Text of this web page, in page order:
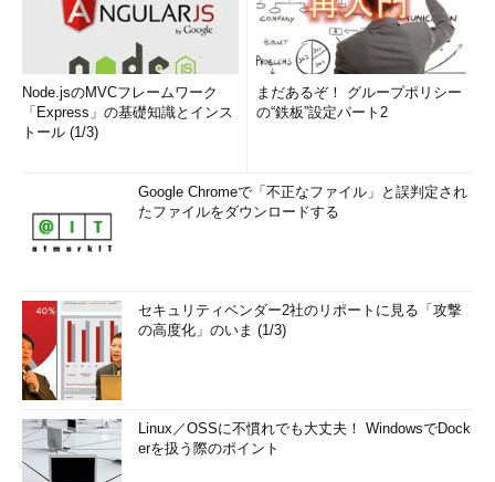
う方法です。ログファイルは、問題発生時に資料としても利用で
きます。
3.障害監視の考慮点
SNMP、syslogともに、機器がサポートするイベントの種類が
syslogについては機器固有のメッセージガイドなどが挙げられま
す。
大量に発生すると、トラフィック量の観点で問題です。重要度に
応じてイベント送信の可否を設定できるネットワーク機器もあり
ますので、そのようなフィルタリング機能を利用して通知すべき
イベントを絞り込んでおくべきです。
性能監視：ネットワークのパフォーマンスの問題をチェック
性能監視はネットワークのパフォーマンスの問題を継続的にチ
Node.jsのMVCフレームワーク
「Express」の基礎知識とインス
トール (1/3)
まだあるぞ！ グループポリシー
の“鉄板”設定パート2
Google Chromeで「不正なファイル」と誤判定され
たファイルをダウンロードする
セキュリティベンダー2社のリポートに見る「攻撃
の高度化」のいま (1/3)
Linux／OSSに不慣れでも大丈夫！ WindowsでDock
erを扱う際のポイント